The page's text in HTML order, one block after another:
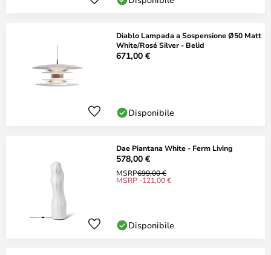
Diablo Lampada a Sospensione Ø50 Matt
White/Rosé Silver - Belid
671,00 €
Disponibile
Dae Piantana White - Ferm Living
578,00 €
MSRP699,00 €
MSRP -121,00 €
Disponibile